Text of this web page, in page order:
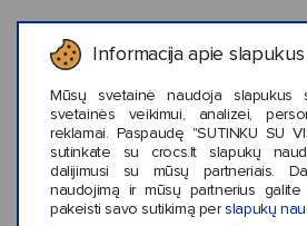
Informacija apie slapukus
Mūsų svetainė naudoja slapukus
svetainės veikimui, analizei,
reklamai. Paspaudę "SUTINKU SU
sutinkate su crocs.lt slapukų
dalijimusi su mūsų partneriais.
naudojimą ir mūsų partnerius
pakeisti savo sutikimą per slapukų
KLIENTŲ ATSILIEPIMAI (0)
Panašaus stiliaus prekės